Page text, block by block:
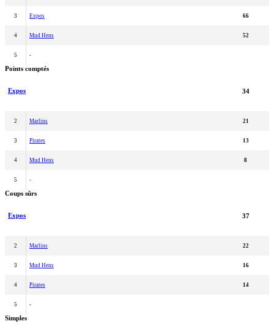
3 Expos 66
4 Mud Hens 52
5 -
Points comptés
Expos 34
2 Marlins 21
3 Pirates 13
4 Mud Hens 8
5 -
Coups sûrs
Expos 37
2 Marlins 22
3 Mud Hens 16
4 Pirates 14
5 -
Simples